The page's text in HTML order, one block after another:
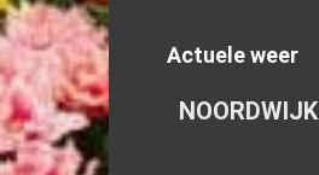
Actuele weer
NOORDWIJK